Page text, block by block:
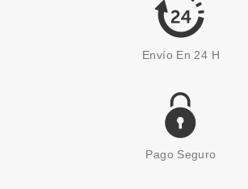
Envío En 24 H
Pago Seguro